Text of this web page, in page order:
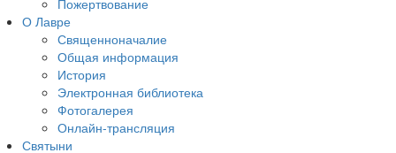
Пожертвование
О Лавре
Священноначалие
Общая информация
История
Электронная библиотека
Фотогалерея
Онлайн-трансляция
Святыни